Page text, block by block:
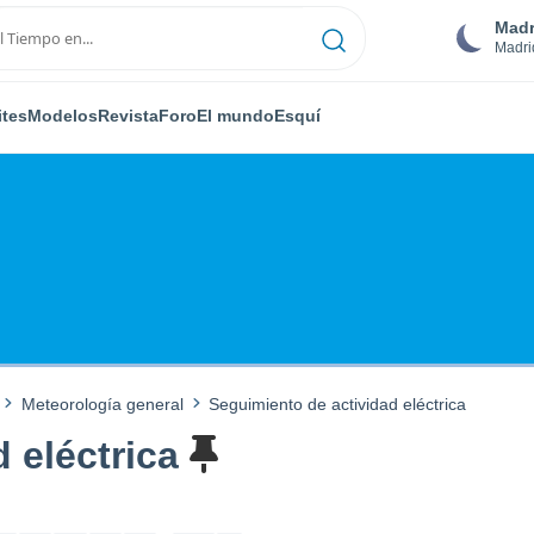
ModelosRevistaForoEl mundoEsquí
Meteorología general Seguimiento de actividad eléctrica
eléctrica